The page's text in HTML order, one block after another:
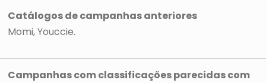
Catálogos de campanhas anteriores
Momi Youccie
Campanhas com classificações parecidas com